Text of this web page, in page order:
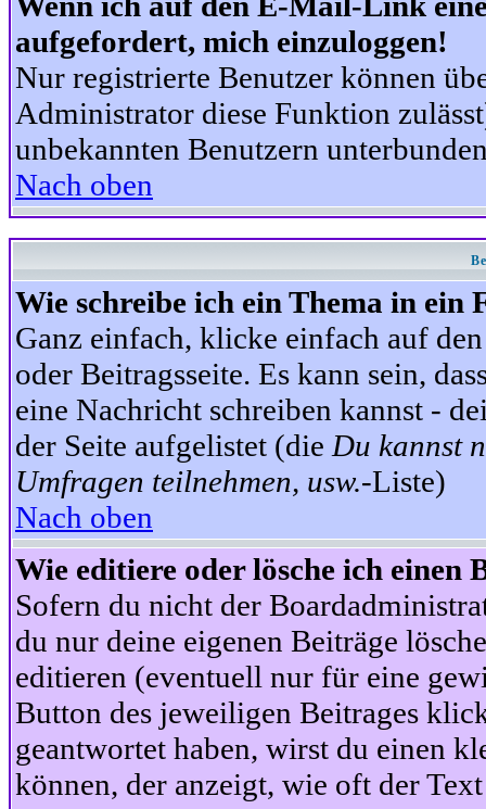
aufgefordert, mich einzuloggen!
Nur registrierte Benutzer können
Administrator diese Funktion
unbekannten Benutzern
Nach oben
Wie schreibe ich ein Thema in ein
Ganz einfach, klicke einfach auf
oder Beitragsseite. Es kann sein,
eine Nachricht schreiben kannst -
der Seite aufgelistet (die Du kannst
Umfragen teilnehmen, usw.-Liste)
Nach oben
Wie editiere oder lösche ich einen
Sofern du nicht der
du nur deine eigenen Beiträge
editieren (eventuell nur für eine
Button des jeweiligen Beitrages
geantwortet haben, wirst du einen
können, der anzeigt, wie oft der